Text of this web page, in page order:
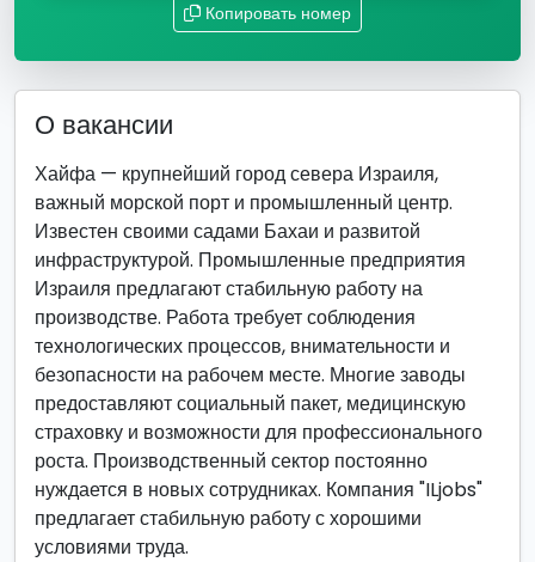
Копировать номер
О вакансии
Хайфа — крупнейший город севера Израиля,
важный морской порт и промышленный центр.
Известен своими садами Бахаи и развитой
инфраструктурой. Промышленные предприятия
Израиля предлагают стабильную работу на
производстве. Работа требует соблюдения
технологических процессов, внимательности и
безопасности на рабочем месте. Многие заводы
предоставляют социальный пакет, медицинскую
страховку и возможности для профессионального
роста. Производственный сектор постоянно
нуждается в новых сотрудниках. Компания "ILjobs"
предлагает стабильную работу с хорошими
условиями труда.